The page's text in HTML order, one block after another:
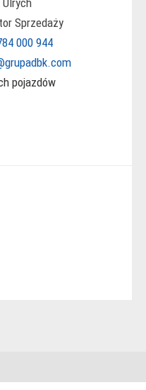
Ulrych
Sprzedaży
000 944
pojazdów